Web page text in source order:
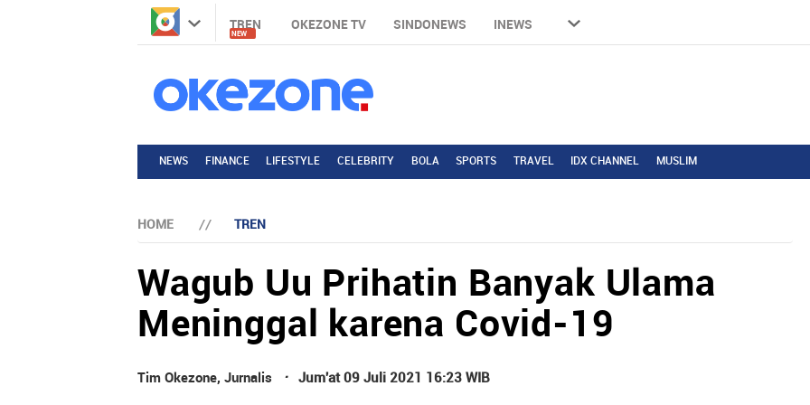
TREN
NEW
OKEZONE TV SINDONEWS INEWS
NEWS FINANCE LIFESTYLE CELEBRITY BOLA SPORTS TRAVEL IDX CHANNEL MUSLIM
HOME TREN
Wagub Uu Prihatin Banyak Ulama
Meninggal karena Covid-19
Tim Okezone, Jurnalis · Jum'at 09 Juli 2021 16:23 WIB